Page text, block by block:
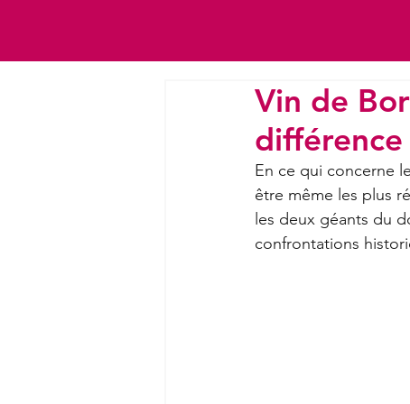
Vin de
différence
En ce qui concerne
être même les plus
les deux géants du
confrontations